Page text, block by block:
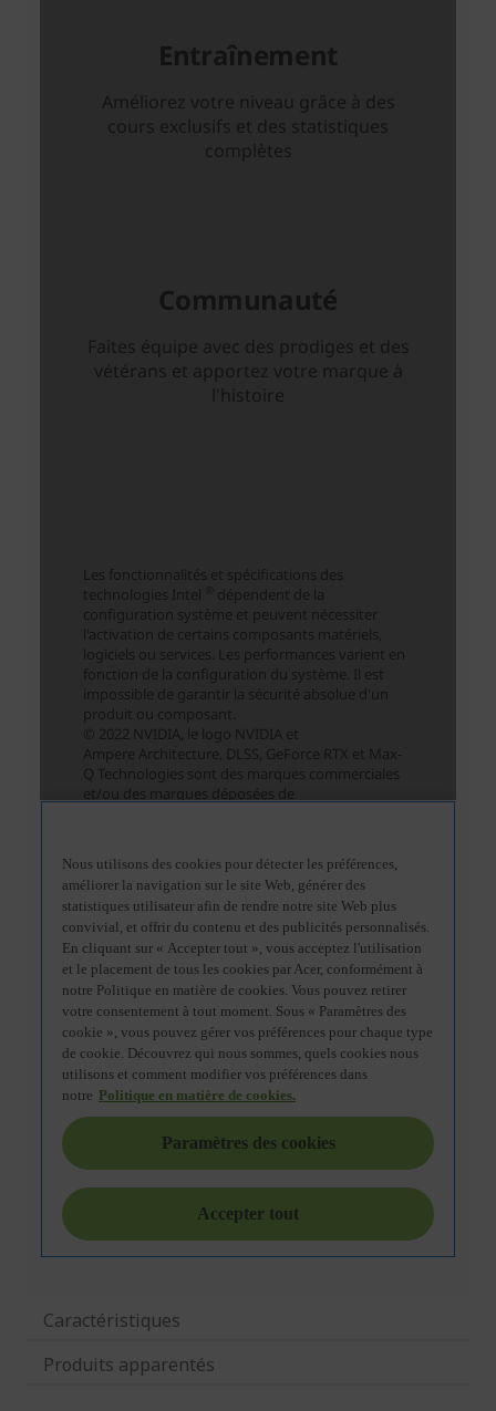
Caractéristiques
Produits apparentés